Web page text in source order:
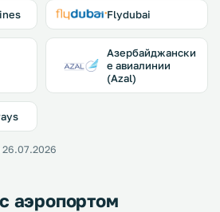
Flydubai
Азербайджански
е авиалинии
(Azal)
аэропортом